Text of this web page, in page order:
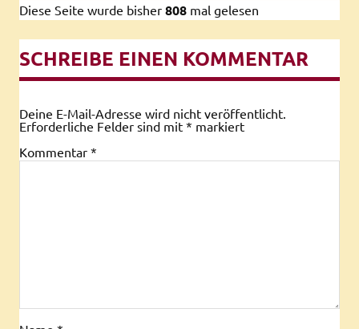
Diese Seite wurde bisher 808 mal gelesen
SCHREIBE EINEN KOMMENTAR
Deine E-Mail-Adresse wird nicht veröffentlicht.
Erforderliche Felder sind mit * markiert
Kommentar *